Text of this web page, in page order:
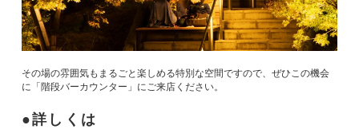
その場の雰囲気もまるごと楽しめる特別な空間ですので、ぜひこの機会
に「階段バーカウンター」にご来店ください。
詳しくは